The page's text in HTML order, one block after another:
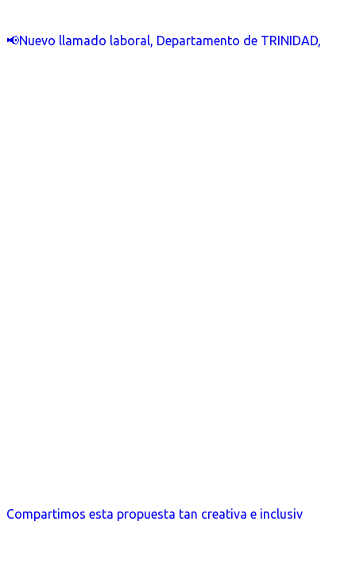
📢Nuevo llamado laboral, Departamento de TRINIDAD,
Compartimos esta propuesta tan creativa e inclusiv